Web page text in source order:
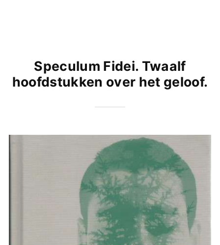
Speculum Fidei. Twaalf
hoofdstukken over het geloof.